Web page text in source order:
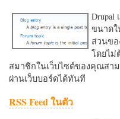
ขนาดใ
ส่วนขอ
โดยไม่
สมาชิกในเว็บไซต์ของคุณสา
ผ่านเว็บบอร์ดได้ทันที
RSS Feed ในตัว